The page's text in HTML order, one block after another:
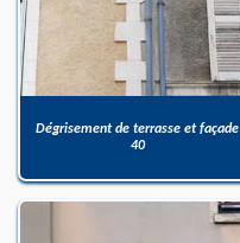
Dégrisement de terrasse et façade
40